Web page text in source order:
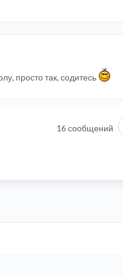
просто так, содитесь
16 сообщений